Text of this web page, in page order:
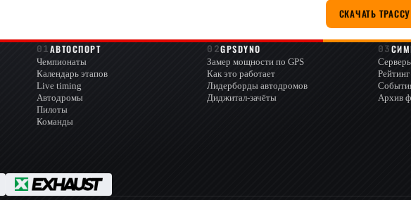
СКАЧАТЬ ТРАССУ
АВТОСПОРТ
Чемпионаты
Календарь этапов
Live timing
Автодромы
Пилоты
Команды
GPSDYNO
Замер мощности по GPS
Как это работает
Лидерборды автодромов
Диджитал-зачёты
Архив